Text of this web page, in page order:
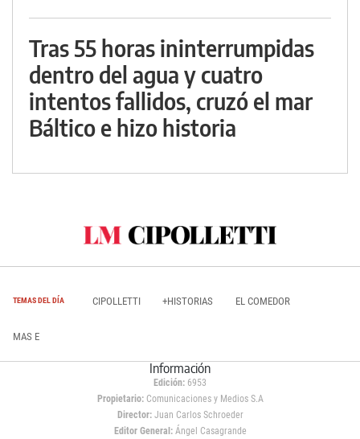
Tras 55 horas ininterrumpidas
dentro del agua y cuatro
intentos fallidos, cruzó el mar
Báltico e hizo historia
TEMAS DEL DÍA CIPOLLETTI +HISTORIAS EL COMEDOR
MAS E
Información
Edición: 6953
Propietario:Comunicaciones y Medios S.A
Director: Juan Carlos Schroeder
Editor General:Ángel Casagrande